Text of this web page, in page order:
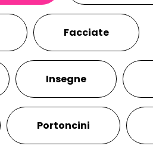
Facciate
Insegne
Portoncini